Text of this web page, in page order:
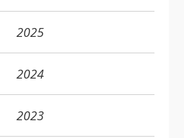
2025
2024
2023